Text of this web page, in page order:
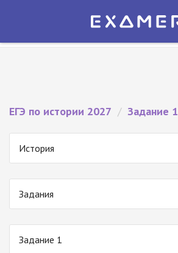
Экзамер — ЕГЭ 2027
ЕГЭ по истории 2027 / Задание 1
История
Задания
Задание 1